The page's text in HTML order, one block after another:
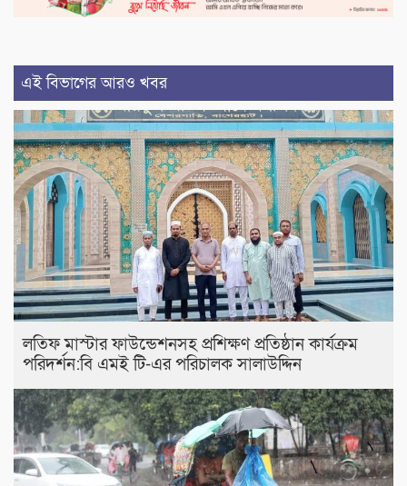
এই বিভাগের আরও খবর
লতিফ মাস্টার ফাউন্ডেশনসহ প্রশিক্ষণ প্রতিষ্ঠান কার্যক্রম
পরিদর্শন:বি এমই টি-এর পরিচালক সালাউদ্দিন